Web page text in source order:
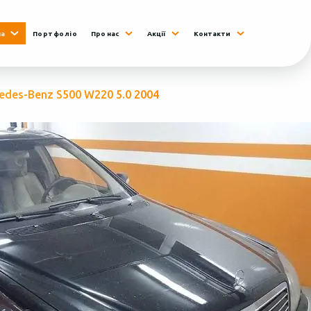
Портфоліо Про нас Акції Контакти
Benz S500 W220 5.0 2004